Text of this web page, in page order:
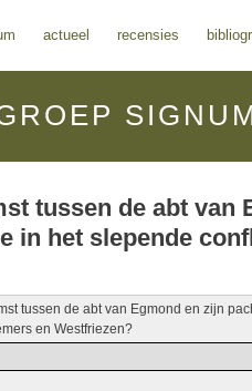
actueel recensies
tussen de abt van
in het slepende
tussen de abt van Egmond en zijn
en Westfriezen?